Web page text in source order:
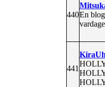
440En
441